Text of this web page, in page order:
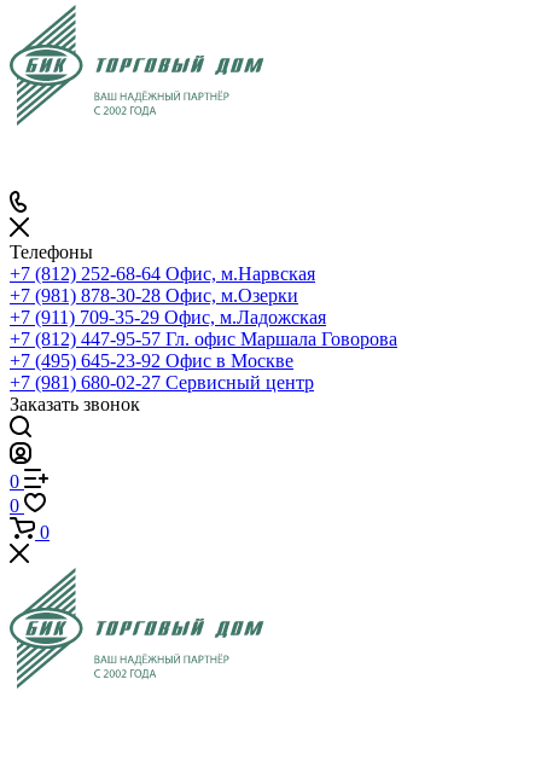
Телефоны
+7 (812) 252-68-64 Офис, м.Нарвская
+7 (981) 878-30-28 Офис, м.Озерки
+7 (911) 709-35-29 Офис, м.Ладожская
+7 (812) 447-95-57 Гл. офис Маршала Говорова
+7 (495) 645-23-92 Офис в Москве
+7 (981) 680-02-27 Сервисный центр
Заказать звонок
0
0
0